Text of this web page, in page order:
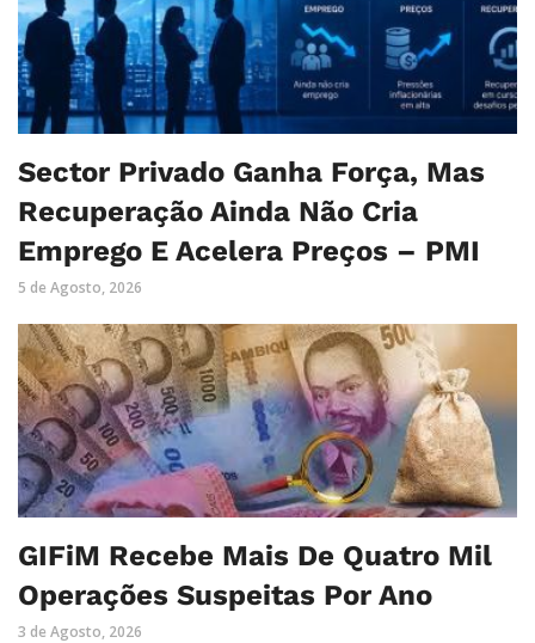
Sector Privado Ganha Força, Mas
Recuperação Ainda Não Cria
Emprego E Acelera Preços – PMI
5 de Agosto, 2026
GIFiM Recebe Mais De Quatro Mil
Operações Suspeitas Por Ano
3 de Agosto, 2026